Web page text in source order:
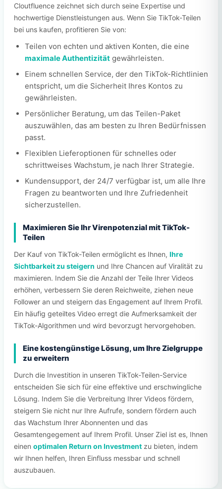
Cloutfluence zeichnet sich durch seine Expertise und
hochwertige Dienstleistungen aus. Wenn Sie TikTok-Teilen
bei uns kaufen, profitieren Sie von:
Teilen von echten und aktiven Konten, die eine
maximale Authentizität gewährleisten.
Einem schnellen Service, der den TikTok-Richtlinien
entspricht, um die Sicherheit Ihres Kontos zu
gewährleisten.
Persönlicher Beratung, um das Teilen-Paket
auszuwählen, das am besten zu Ihren Bedürfnissen
passt.
Flexiblen Lieferoptionen für schnelles oder
schrittweises Wachstum, je nach Ihrer Strategie.
Kundensupport, der 24/7 verfügbar ist, um alle Ihre
Fragen zu beantworten und Ihre Zufriedenheit
sicherzustellen.
Maximieren Sie Ihr Virenpotenzial mit TikTok-
Teilen
Der Kauf von TikTok-Teilen ermöglicht es Ihnen, Ihre
Sichtbarkeit zu steigern und Ihre Chancen auf Viralität zu
maximieren. Indem Sie die Anzahl der Teile Ihrer Videos
erhöhen, verbessern Sie deren Reichweite, ziehen neue
Follower an und steigern das Engagement auf Ihrem Profil.
Ein häufig geteiltes Video erregt die Aufmerksamkeit der
TikTok-Algorithmen und wird bevorzugt hervorgehoben.
Eine kostengünstige Lösung, um Ihre Zielgruppe
zu erweitern
Durch die Investition in unseren TikTok-Teilen-Service
entscheiden Sie sich für eine effektive und erschwingliche
Lösung. Indem Sie die Verbreitung Ihrer Videos fördern,
steigern Sie nicht nur Ihre Aufrufe, sondern fördern auch
das Wachstum Ihrer Abonnenten und das
Gesamtengegement auf Ihrem Profil. Unser Ziel ist es, Ihnen
einen optimalen Return on Investment zu bieten, indem
wir Ihnen helfen, Ihren Einfluss messbar und schnell
auszubauen.